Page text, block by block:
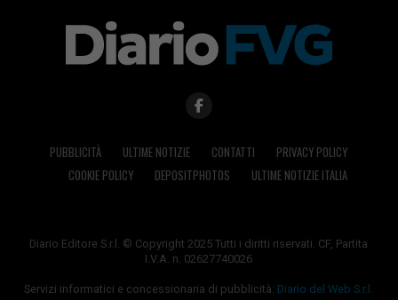
PUBBLICITÀ ULTIME NOTIZIE CONTATTI
PRIVACY POLICY
COOKIE POLICY
DEPOSITPHOTOS ULTIME NOTIZIE ITALIA
Diario Editore S.r.l. © Copyright 2025 Tutti i diritti riservati. CF, Partita
I.V.A. n. 02627740026
Servizi informatici e concessionaria di pubblicità: Diario del Web S.r.l.